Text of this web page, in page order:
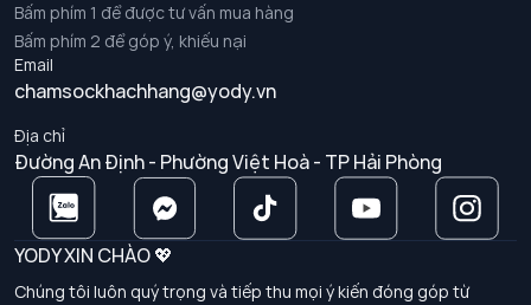
Bấm phím 1 để được tư vấn mua hàng
Bấm phím 2 để góp ý, khiếu nại
Email
chamsockhachhang@yody.vn
Địa chỉ
Đường An Định - Phường Việt Hoà - TP Hải Phòng
YODY XIN CHÀO 💖
Chúng tôi luôn quý trọng và tiếp thu mọi ý kiến đóng góp từ